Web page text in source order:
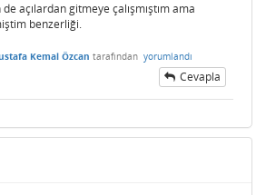
açılardan gitmeye çalışmıştım ama
benzerliği.
Kemal Özcan tarafından yorumlandı
Cevapla